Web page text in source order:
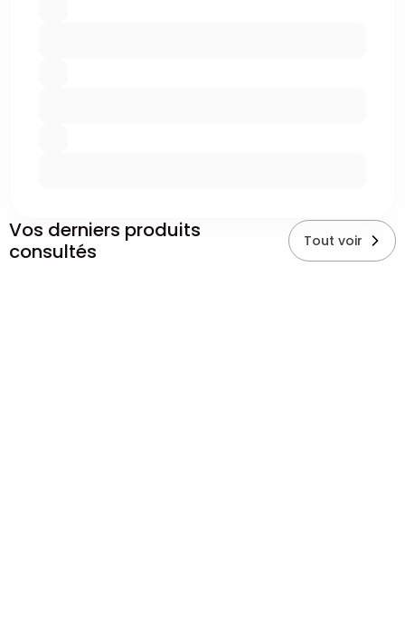
Vos derniers produits
consultés
Tout voir